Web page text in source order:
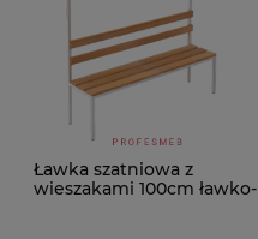
Ławka szatniowa z
wieszakami 100cm ławko-